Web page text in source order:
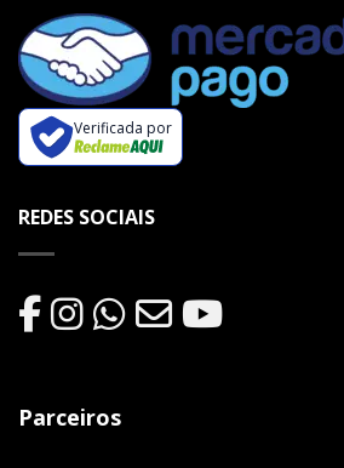
Verificada por
REDES SOCIAIS
Parceiros